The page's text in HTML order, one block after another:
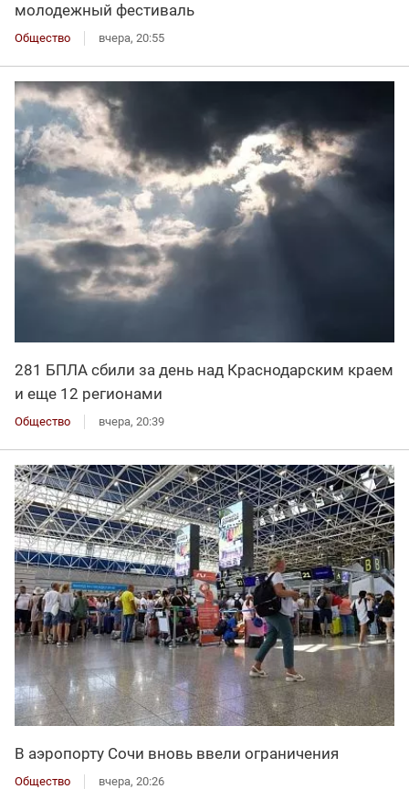
молодежный фестиваль
Общество вчера, 20:55
281 БПЛА сбили за день над Краснодарским краем
и еще 12 регионами
Общество вчера, 20:39
В аэропорту Сочи вновь ввели ограничения
Общество вчера, 20:26